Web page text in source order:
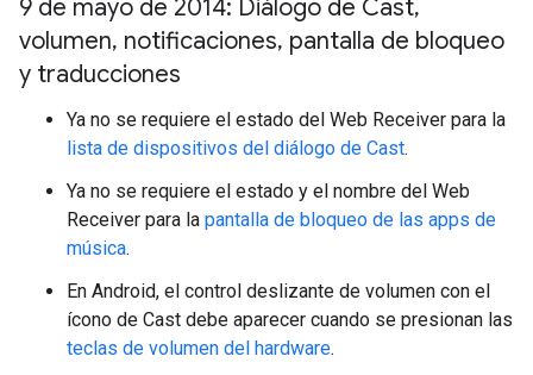
9 de mayo de 2014: Diálogo de Cast,
volumen, notificaciones, pantalla de bloqueo
y traducciones
Ya no se requiere el estado del Web Receiver para la
lista de dispositivos del diálogo de Cast.
Ya no se requiere el estado y el nombre del Web
Receiver para la pantalla de bloqueo de las apps de
música.
En Android, el control deslizante de volumen con el
ícono de Cast debe aparecer cuando se presionan las
teclas de volumen del hardware.